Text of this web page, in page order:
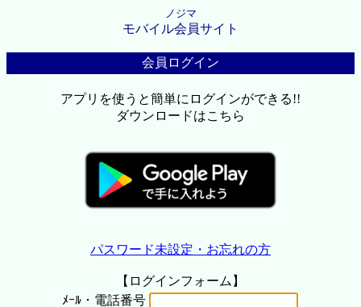
ノジマ
モバイル会員サイト
会員ログイン
アプリを使うと簡単にログインができる!!
ダウンロードはこちら
パスワード未設定・お忘れの方
【ログインフォーム】
ﾒｰﾙ・電話番号